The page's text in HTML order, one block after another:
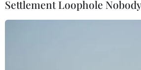
hợp quốc năm 2020-2021 sẽ
Settlement Loophole